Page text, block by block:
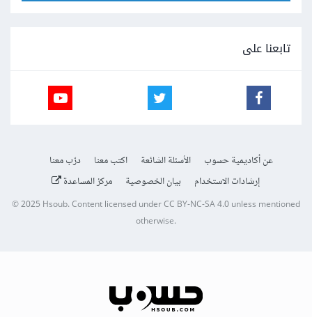
تابعنا على
عن أكاديمية حسوب الأسئلة الشائعة اكتب معنا
درّب معنا
إرشادات الاستخدام
بيان الخصوصية مركز المساعدة
© 2025Hsoub.Content licensed underCC BY-NC-SA 4.0unless mentioned
otherwise.